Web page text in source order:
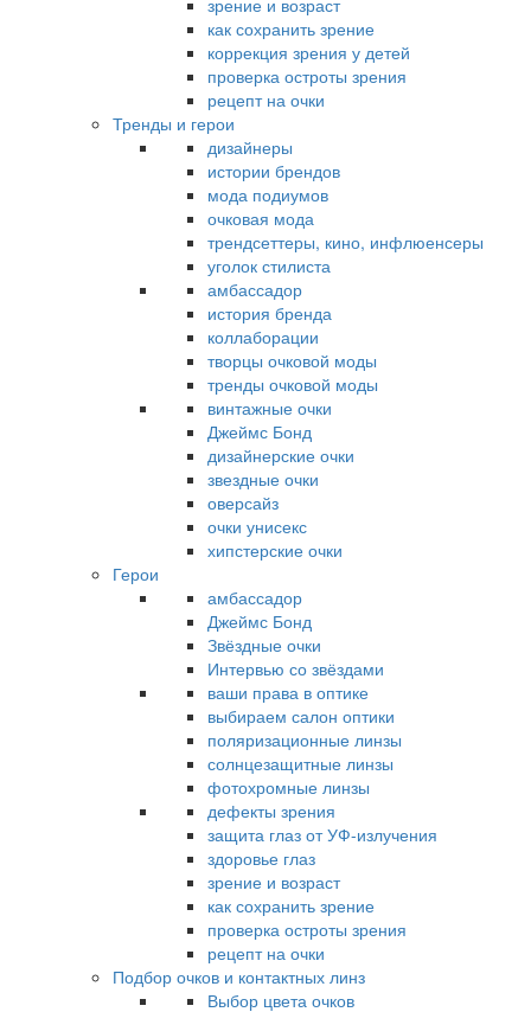
зрение и возраст
как сохранить зрение
коррекция зрения у детей
проверка остроты зрения
рецепт на очки
Тренды и герои
дизайнеры
истории брендов
мода подиумов
очковая мода
трендсеттеры, кино, инфлюенсеры
уголок стилиста
амбассадор
история бренда
коллаборации
творцы очковой моды
тренды очковой моды
винтажные очки
Джеймс Бонд
дизайнерские очки
звездные очки
оверсайз
очки унисекс
хипстерские очки
Герои
амбассадор
Джеймс Бонд
Звёздные очки
Интервью со звёздами
ваши права в оптике
выбираем салон оптики
поляризационные линзы
солнцезащитные линзы
фотохромные линзы
дефекты зрения
защита глаз от УФ-излучения
здоровье глаз
зрение и возраст
как сохранить зрение
проверка остроты зрения
рецепт на очки
Подбор очков и контактных линз
Выбор цвета очков